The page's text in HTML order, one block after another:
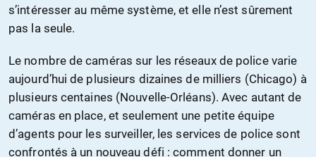
s’intéresser au même système, et elle n’est sûrement
pas la seule.
Le nombre de caméras sur les réseaux de police varie
aujourd’hui de plusieurs dizaines de milliers (Chicago) à
plusieurs centaines (Nouvelle-Orléans). Avec autant de
caméras en place, et seulement une petite équipe
d’agents pour les surveiller, les services de police sont
confrontés à un nouveau défi : comment donner un